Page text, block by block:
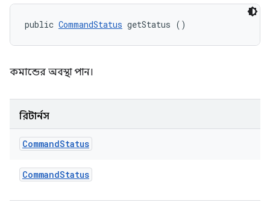
public CommandStatus getStatus ()
কমান্ডের অবস্থা পান।
রিটার্নস
CommandStatus
CommandStatus